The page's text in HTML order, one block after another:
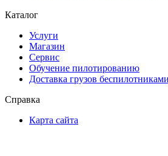
Каталог
Услуги
Магазин
Сервис
Обучение пилотированию
Доставка грузов беспилотниками
Справка
Карта сайта